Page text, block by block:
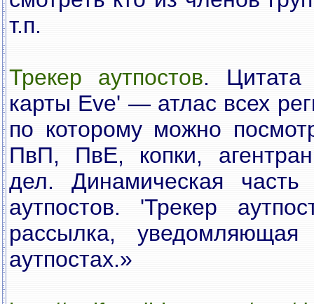
т.п.
Трекер аутпостов. Цитата
карты Eve' — атлас всех
по которому можно
ПвП, ПвЕ, копки,
дел. Динамическая
аутпостов. 'Трекер
рассылка,
аутпостах.»